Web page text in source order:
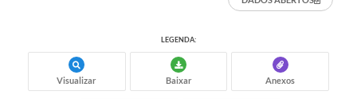
LEGENDA:
Visualizar Baixar Anexos